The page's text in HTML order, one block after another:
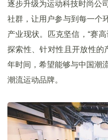
逐步升级为运动科技时尚公
社群，让用户参与到每一个
产业现状。匹克坚信，“赛
探索性、针对性且开放性的
年时间，希望能够与中国潮
潮流运动品牌。